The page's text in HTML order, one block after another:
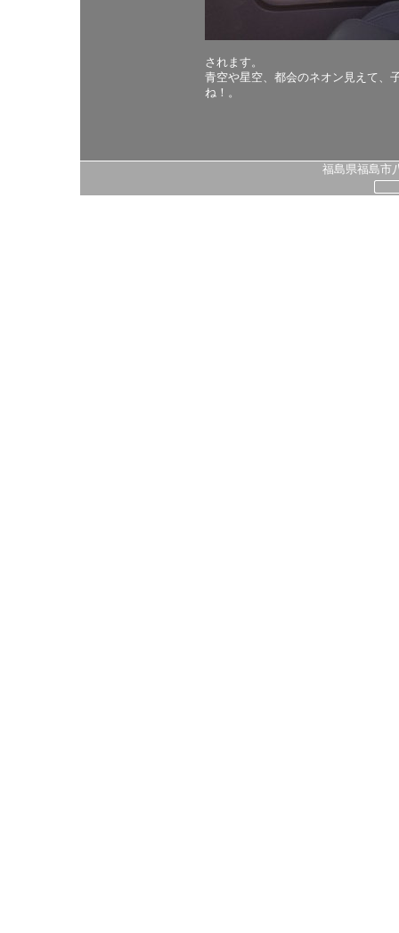
されます。
青空や星空、都会のネオン見えて、
ね！。
福島県福島市